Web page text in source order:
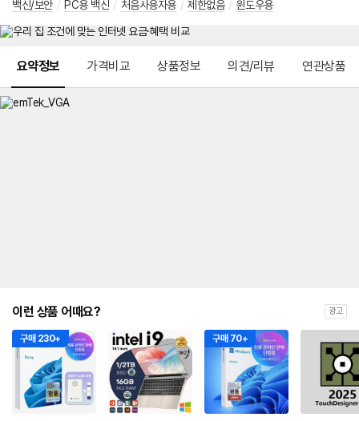
백신/보안 / PC용 백신 / 처음사용자용 / 제한없음 / 윈도우용
요약정보 가격비교 상품정보 의견/리뷰 연관상품
이런 상품 어때요? 광고
구매 230+ 구매 70+